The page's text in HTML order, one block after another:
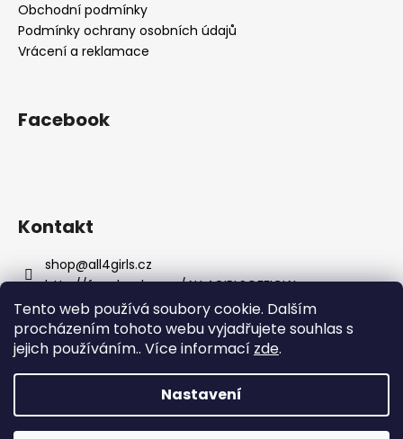
Tento web používá soubory cookie. Dalším
procházením tohoto webu vyjadřujete souhlas s
jejich používáním.. Více informací zde.
Nastavení
Obchodní podmínky
Podmínky ochrany osobních údajů
Vrácení a reklamace
Facebook
Kontakt
shop@all4girls.cz
http://facebook.com/ALL4GIRLSOFFICIAL
all4girls_official